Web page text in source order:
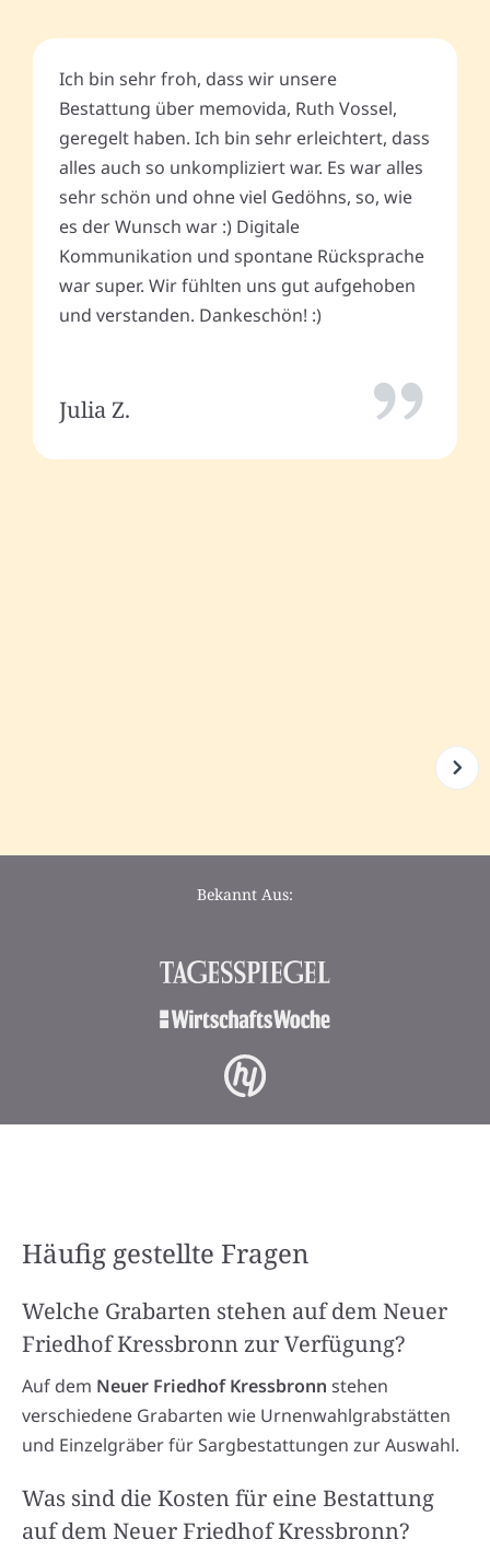
Ich bin sehr froh, dass wir unsere
Bestattung über memovida, Ruth Vossel,
geregelt haben. Ich bin sehr erleichtert, dass
alles auch so unkompliziert war. Es war alles
sehr schön und ohne viel Gedöhns, so, wie
es der Wunsch war :) Digitale
Kommunikation und spontane Rücksprache
war super. Wir fühlten uns gut aufgehoben
und verstanden. Dankeschön! :)
Julia Z.
Bekannt Aus:
Häufig gestellte Fragen
Welche Grabarten stehen auf dem Neuer
Friedhof Kressbronn zur Verfügung?
Auf dem Neuer Friedhof Kressbronn stehen
verschiedene Grabarten wie Urnenwahlgrabstätten
und Einzelgräber für Sargbestattungen zur Auswahl.
Was sind die Kosten für eine Bestattung
auf dem Neuer Friedhof Kressbronn?